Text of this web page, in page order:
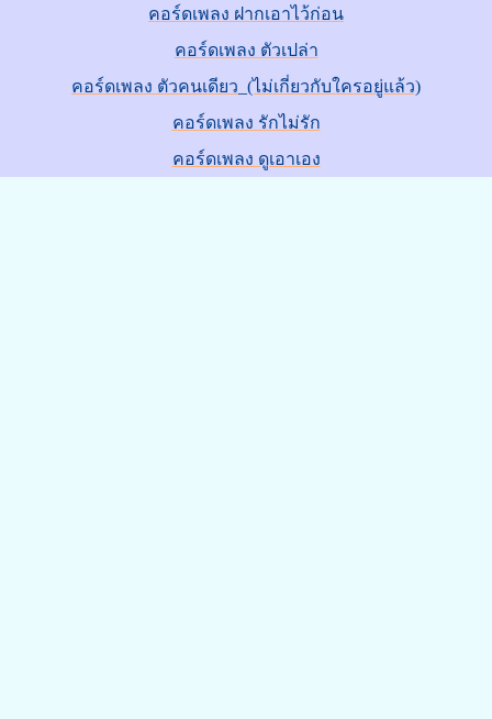
คอร์ดเพลง ฝากเอาไว้ก่อน
คอร์ดเพลง ตัวเปล่า
คอร์ดเพลง ตัวคนเดียว_(ไม่เกี่ยวกับใครอยู่แล้ว)
คอร์ดเพลง รักไม่รัก
คอร์ดเพลง ดูเอาเอง